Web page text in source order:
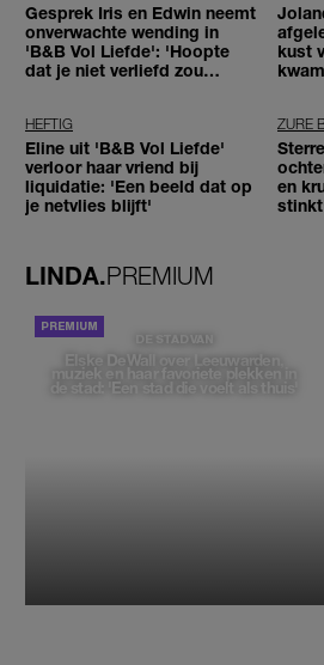
Gesprek Iris en Edwin neemt
onverwachte wending in
'B&B Vol Liefde': 'Hoopte
dat je niet verliefd zou
kust
HEFTIG
Eline uit 'B&B Vol Liefde'
verloor haar vriend bij
liquidatie: 'Een beeld dat op
je netvlies blijft'
ZURE
en
LINDA.PREMIUM
DE STAD VAN
Elske DeWall over Leeuwarden,
muziek en haar favoriete plekken in
de stad: 'Een stad die voelt als thuis'